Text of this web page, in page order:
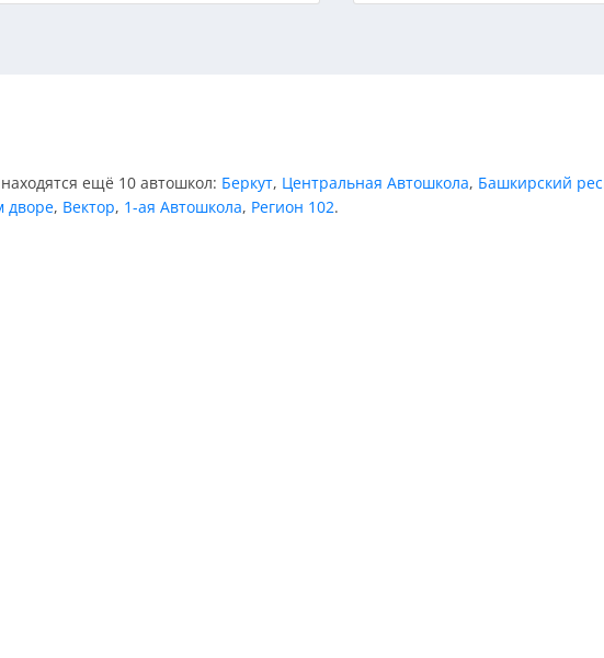
ещё 10 автошкол: Беркут, Центральная Автошкола, Башкирский
дворе, Вектор, 1-ая Автошкола, Регион 102.